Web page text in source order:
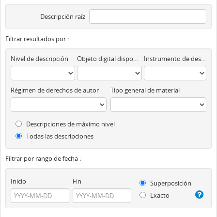
Descripción raíz
Filtrar resultados por :
Nivel de descripción Objeto digital disponibles Instrumento de descripción
Régimen de derechos de autor Tipo general de material
Descripciones de máximo nivel
Todas las descripciones
Filtrar por rango de fecha :
Inicio Fin
Superposición
Exacto